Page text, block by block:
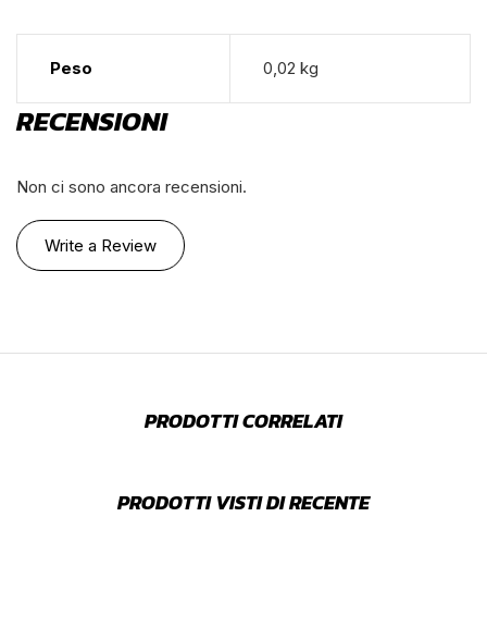
Peso 0,02 kg
RECENSIONI
Non ci sono ancora recensioni.
Write a Review
PRODOTTI CORRELATI
PRODOTTI VISTI DI RECENTE